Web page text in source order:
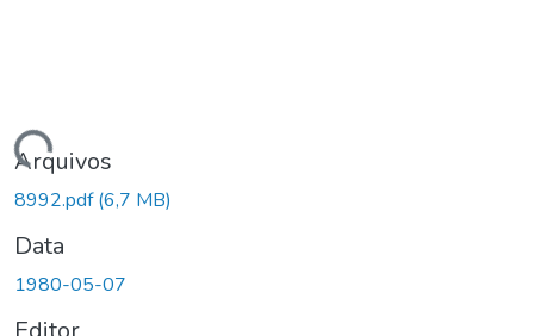
Carregando...
Arquivos
8992.pdf(6,7 MB)
Data
1980-05-07